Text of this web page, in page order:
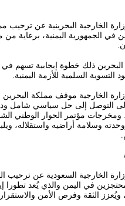
الخارجية البحرينية عن ترحيب
في الجمهورية اليمنية، برعاية من
ذلك خطوة إيجابية تسهم في
التسوية السلمية للأزمة اليمنية.
الخارجية موقف مملكة البحرين
التوصل إلى حل سياسي شامل ودائم
ومخرجات مؤتمر الحوار الوطني
وسلامة أراضيه واستقلاله،
الخارجية السعودية عن ترحيب
في اليمن والذي يُعد تطورا
الثقة وفرص الأمن والاستقرار.